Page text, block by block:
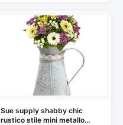
Sue supply shabby chic
rustico stile mini metallo…